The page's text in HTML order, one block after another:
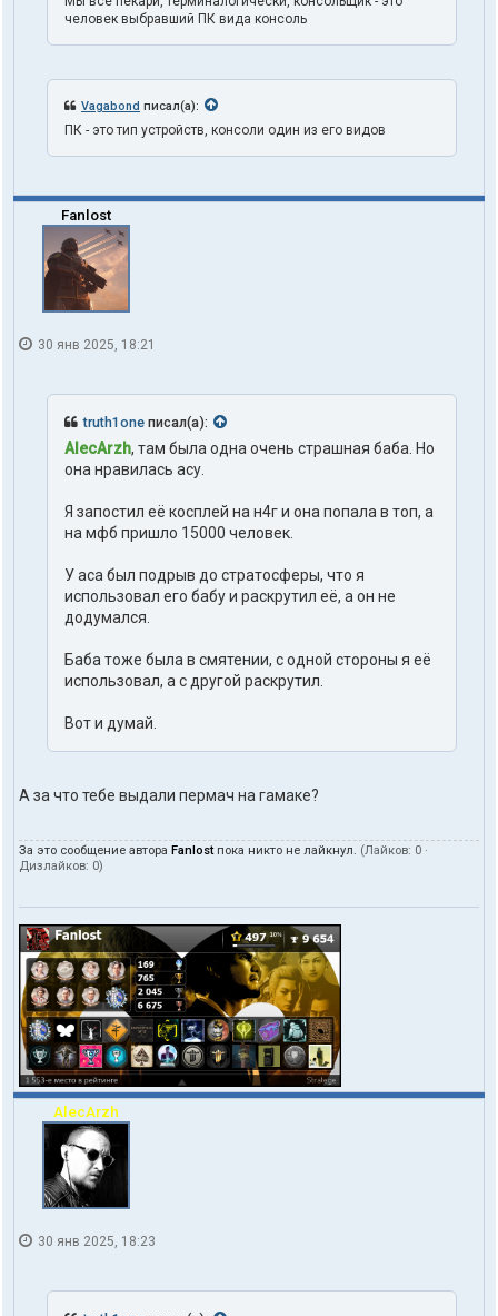
человек выбравший ПК вида консоль
Vagabond писал(а):
ПК - это тип устройств, консоли один из его видов
Fanlost
30 янв 2025, 18:21
truth1one писал(а):
AlecArzh, там была одна очень страшная баба. Но
она нравилась асу.
Я запостил её косплей на н4г и она попала в топ, а
на мфб пришло 15000 человек.
У аса был подрыв до стратосферы, что я
использовал его бабу и раскрутил её, а он не
додумался.
Баба тоже была в смятении, с одной стороны я её
использовал, а с другой раскрутил.
Вот и думай.
А за что тебе выдали пермач на гамаке?
За это сообщение автора Fanlostпока никто не лайкнул. (Лайков: 0 ·
Дизлайков: 0)
AlecArzh
30 янв 2025, 18:23